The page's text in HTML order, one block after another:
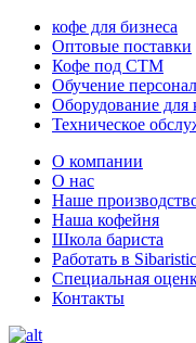
кофе для бизнеса
Оптовые поставки
Кофе под СТМ
Обучение
Оборудование для
Техническое
О компании
О нас
Наше
Наша кофейня
Школа бариста
Работать в
Специальная
Контакты